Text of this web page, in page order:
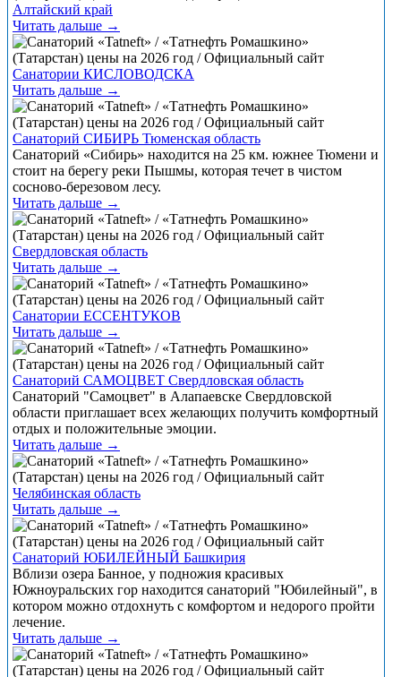
Алтайский край
Читать дальше →
Санатории КИСЛОВОДСКА
Читать дальше →
Санаторий СИБИРЬ Тюменская область
Санаторий «Сибирь» находится на 25 км. южнее Тюмени и
стоит на берегу реки Пышмы, которая течет в чистом
сосново-березовом лесу.
Читать дальше →
Свердловская область
Читать дальше →
Санатории ЕССЕНТУКОВ
Читать дальше →
Санаторий САМОЦВЕТ Свердловская область
Санаторий "Самоцвет" в Алапаевске Свердловской
области приглашает всех желающих получить комфортный
отдых и положительные эмоции.
Читать дальше →
Челябинская область
Читать дальше →
Санаторий ЮБИЛЕЙНЫЙ Башкирия
Вблизи озера Банное, у подножия красивых
Южноуральских гор находится санаторий "Юбилейный", в
котором можно отдохнуть с комфортом и недорого пройти
лечение.
Читать дальше →